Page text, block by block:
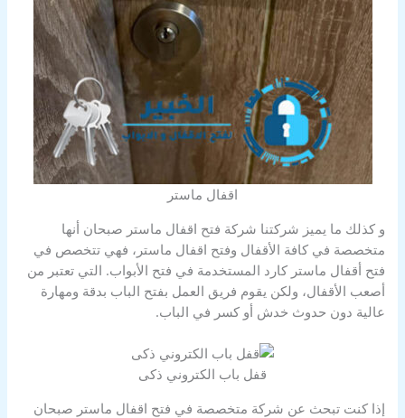
اقفال ماستر
و كذلك ما يميز شركتنا شركة فتح اقفال ماستر صبحان أنها
متخصصة في كافة الأقفال وفتح اقفال ماستر، فهي تتخصص في
فتح أقفال ماستر كارد المستخدمة في فتح الأبواب. التي تعتبر من
أصعب الأقفال، ولكن يقوم فريق العمل بفتح الباب بدقة ومهارة
عالية دون حدوث خدش أو كسر في الباب.
قفل باب الكتروني ذكى
إذا كنت تبحث عن شركة متخصصة في فتح اقفال ماستر صبحان